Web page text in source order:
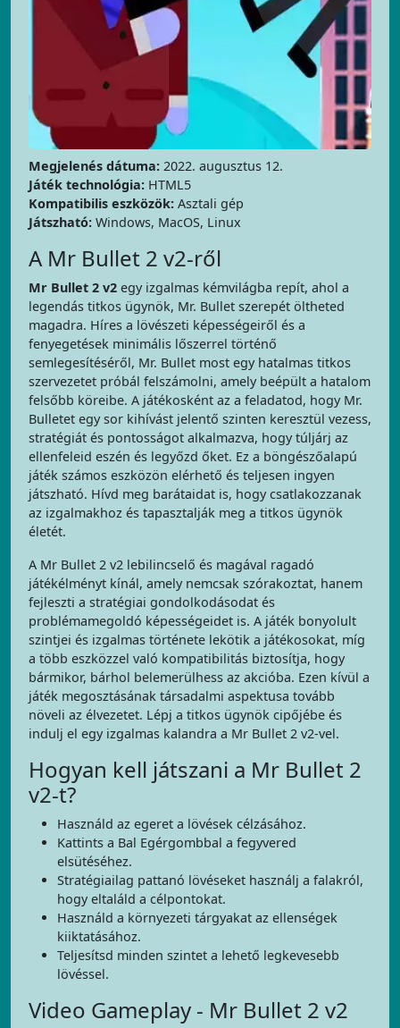
Megjelenés dátuma: 2022. augusztus 12.
Játék technológia: HTML5
Kompatibilis eszközök: Asztali gép
Játszható: Windows, MacOS, Linux
A Mr Bullet 2 v2-ről
Mr Bullet 2 v2 egy izgalmas kémvilágba repít, ahol a
legendás titkos ügynök, Mr. Bullet szerepét öltheted
magadra. Híres a lövészeti képességeiről és a
fenyegetések minimális lőszerrel történő
semlegesítéséről, Mr. Bullet most egy hatalmas titkos
szervezetet próbál felszámolni, amely beépült a hatalom
felsőbb köreibe. A játékosként az a feladatod, hogy Mr.
Bulletet egy sor kihívást jelentő szinten keresztül vezess,
stratégiát és pontosságot alkalmazva, hogy túljárj az
ellenfeleid eszén és legyőzd őket. Ez a böngészőalapú
játék számos eszközön elérhető és teljesen ingyen
játszható. Hívd meg barátaidat is, hogy csatlakozzanak
az izgalmakhoz és tapasztalják meg a titkos ügynök
életét.
A Mr Bullet 2 v2 lebilincselő és magával ragadó
játékélményt kínál, amely nemcsak szórakoztat, hanem
fejleszti a stratégiai gondolkodásodat és
problémamegoldó képességeidet is. A játék bonyolult
szintjei és izgalmas története lekötik a játékosokat, míg
a több eszközzel való kompatibilitás biztosítja, hogy
bármikor, bárhol belemerülhess az akcióba. Ezen kívül a
játék megosztásának társadalmi aspektusa tovább
növeli az élvezetet. Lépj a titkos ügynök cipőjébe és
indulj el egy izgalmas kalandra a Mr Bullet 2 v2-vel.
Hogyan kell játszani a Mr Bullet 2
v2-t?
Használd az egeret a lövések célzásához.
Kattints a Bal Egérgombbal a fegyvered
elsütéséhez.
Stratégiailag pattanó lövéseket használj a falakról,
hogy eltaláld a célpontokat.
Használd a környezeti tárgyakat az ellenségek
kiiktatásához.
Teljesítsd minden szintet a lehető legkevesebb
lövéssel.
Video Gameplay - Mr Bullet 2 v2